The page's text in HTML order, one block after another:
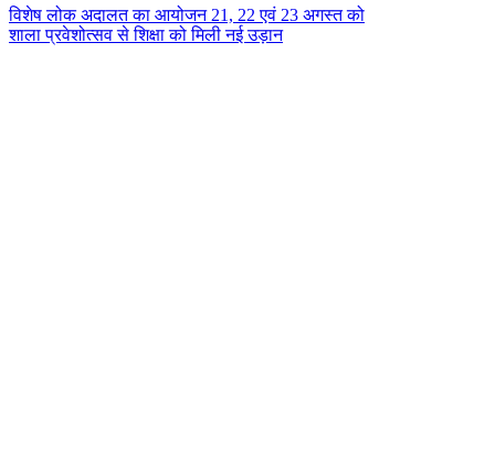
विशेष लोक अदालत का आयोजन 21, 22 एवं 23 अगस्त को
शाला प्रवेशोत्सव से शिक्षा को मिली नई उड़ान